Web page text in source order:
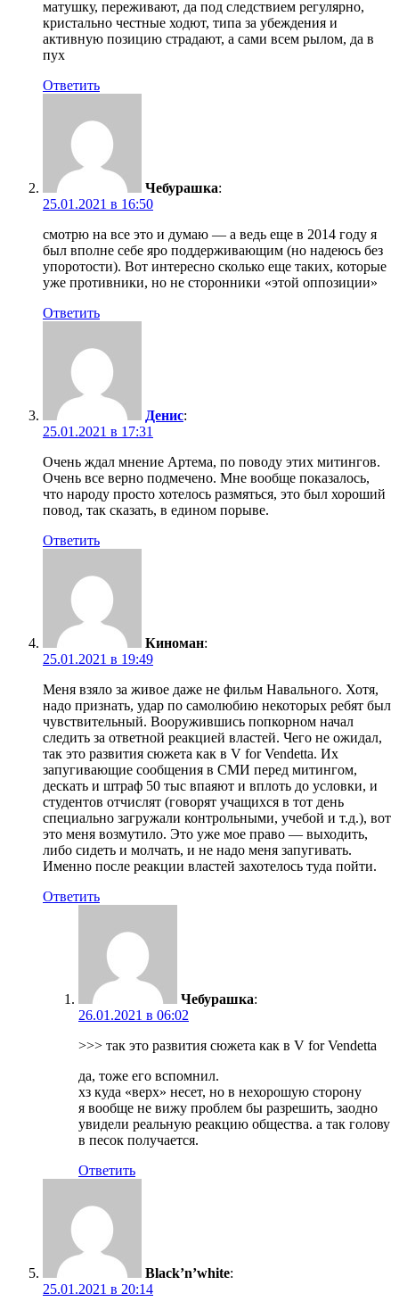
матушку, переживают, да под следствием регулярно,
кристально честные ходют, типа за убеждения и
активную позицию страдают, а сами всем рылом, да в
пух
Ответить
Чебурашка:
25.01.2021 в 16:50
смотрю на все это и думаю — а ведь еще в 2014 году я
был вполне себе яро поддерживающим (но надеюсь без
упоротости). Вот интересно сколько еще таких, которые
уже противники, но не сторонники «этой оппозиции»
Ответить
Денис:
25.01.2021 в 17:31
Очень ждал мнение Артема, по поводу этих митингов.
Очень все верно подмечено. Мне вообще показалось,
что народу просто хотелось размяться, это был хороший
повод, так сказать, в едином порыве.
Ответить
Киноман:
25.01.2021 в 19:49
Меня взяло за живое даже не фильм Навального. Хотя,
надо признать, удар по самолюбию некоторых ребят был
чувствительный. Вооружившись попкорном начал
следить за ответной реакцией властей. Чего не ожидал,
так это развития сюжета как в V for Vendetta. Их
запугивающие сообщения в СМИ перед митингом,
дескать и штраф 50 тыс впаяют и вплоть до условки, и
студентов отчислят (говорят учащихся в тот день
специально загружали контрольными, учебой и т.д.), вот
это меня возмутило. Это уже мое право — выходить,
либо сидеть и молчать, и не надо меня запугивать.
Именно после реакции властей захотелось туда пойти.
Ответить
Чебурашка:
26.01.2021 в 06:02
>>> так это развития сюжета как в V for Vendetta
да, тоже его вспомнил.
хз куда «верх» несет, но в нехорошую сторону
я вообще не вижу проблем бы разрешить, заодно
увидели реальную реакцию общества. а так голову
в песок получается.
Ответить
Black’n’white:
25.01.2021 в 20:14